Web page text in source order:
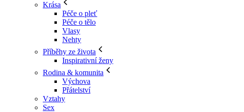
Krása
Péče o pleť
Péče o tělo
Vlasy
Nehty
Příběhy ze života
Inspirativní ženy
Rodina & komunita
Výchova
Přátelství
Vztahy
Sex